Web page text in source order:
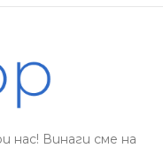
нас! Винаги сме на